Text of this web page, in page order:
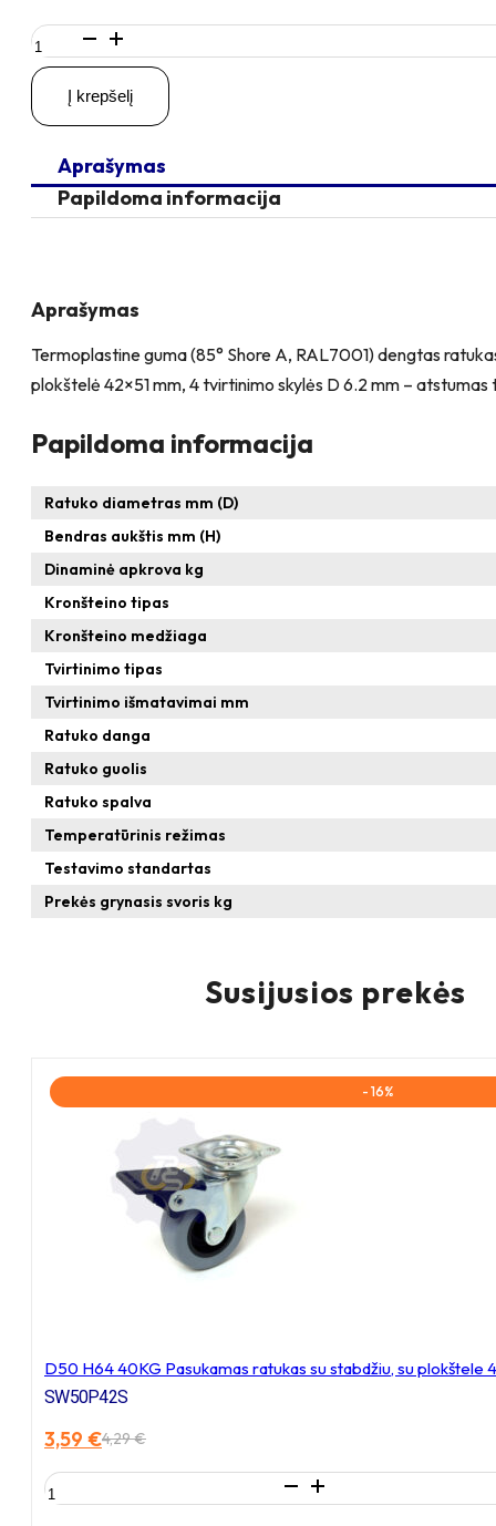
produkto
kiekis:
D50
40KG
ratukas
su
plokštele
Į krepšelį
Aprašymas
Papildoma informacija
Aprašymas
Termoplastine guma (85° Shore A, RAL7001) dengtas
plokštelė 42×51 mm, 4 tvirtinimo skylės D 6.2 mm –
Papildoma informacija
Ratuko diametras mm (D)
Bendras aukštis mm (H)
Dinaminė apkrova kg
Kronšteino tipas
Kronšteino medžiaga
Tvirtinimo tipas
Tvirtinimo išmatavimai mm
Ratuko danga
Ratuko guolis
Ratuko spalva
Temperatūrinis režimas
Testavimo standartas
Prekės grynasis svoris kg
Susijusios prekės
D50 H64 40KG Pasukamas ratukas su stabdžiu, su plokštele
SW50P42S
4,29€
Original
price
was:
4,29 €.
3,59 €
Current
price
is:
3,59 €.
produkto
kiekis:
- 16%